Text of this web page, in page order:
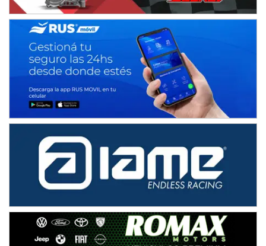
NORESTE SANTAFESINO - F6
Ciudad de Avellaneda (Asfalto)
SUR SANTAFESINO - F4
José Samuel Sánchez (Tierra)
TUCUMANO - F5
Juan Navarro (Asfalto)